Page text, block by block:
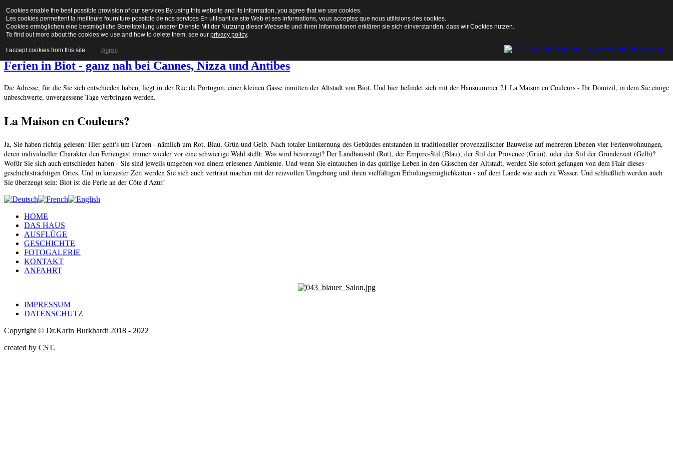
La Maison en Couleurs
Ferien in Biot - ganz nah bei Cannes, Nizza und Antibes
Die Adresse, für die Sie sich entschieden haben, liegt in der Rue du Portugon, einer kleinen Gasse inmitten der Altstadt von Biot. Und hier befindet sich mit der Hausnummer 21 La Maison en Couleurs - Ihr Domizil, in dem Sie einige
unbeschwerte, unvergessene Tage verbringen werden.
La Maison en Couleurs?
Ja, Sie haben richtig gelesen: Hier geht's um Farben - nämlich um Rot, Blau, Grün und Gelb. Nach totaler Entkernung des Gebäudes entstanden in traditioneller provenzalischer Bauweise auf mehreren Ebenen vier Ferienwohnungen,
deren individueller Charakter den Feriengast immer wieder vor eine schwierige Wahl stellt: Was wird bevorzugt? Der Landhausstil (Rot), der Empire-Stil (Blau), der Stil der Provence (Grün), oder der Stil der Gründerzeit (Gelb)?
Wofür Sie sich auch entschieden haben - Sie sind jeweils umgeben von einem erlesenen Ambiente. Und wenn Sie eintauchen in das quirlige Leben in den Gässchen der Altstadt, werden Sie sofort gefangen von dem Flair dieses
geschichtsträchtigen Ortes. Und in kürzester Zeit werden Sie sich auch vertraut machen mit der reizvollen Umgebung und ihren vielfältigen Erholungsmöglichkeiten - auf dem Lande wie auch zu Wasser. Und schließlich werden auch
Sie überzeugt sein: Biot ist die Perle an der Côte d'Azur!
HOME
DAS HAUS
AUSFLÜGE
GESCHICHTE
FOTOGALERIE
KONTAKT
ANFAHRT
IMPRESSUM
DATENSCHUTZ
Copyright © Dr.Karin Burkhardt 2018 - 2022
created by CST.
Cookies enable the best possible provision of our services By using this website and its information, you agree that we use cookies.
Les cookies permettent la meilleure fourniture possible de nos services En utilisant ce site Web et ses informations, vous acceptez que nous utilisions des cookies.
Cookies ermöglichen eine bestmögliche Bereitstellung unserer Dienste Mit der Nutzung dieser Webseite und ihren Informationen erklären sie sich einverstanden, dass wir Cookies nutzen.
To find out more about the cookies we use and how to delete them, see our privacy policy.
I accept cookies from this site. Agree